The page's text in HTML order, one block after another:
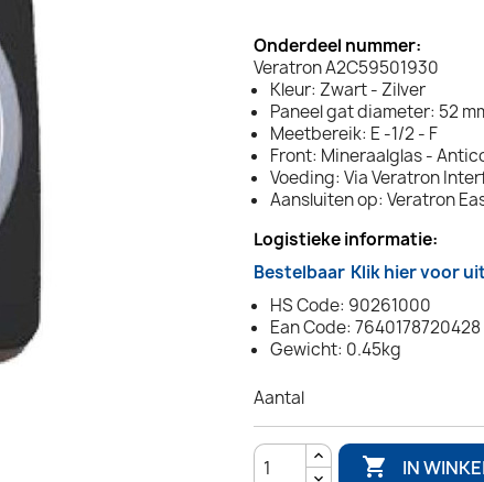
Onderdeel nummer:
Veratron A2C59501930
Kleur: Zwart - Zilver
Paneel gat diameter: 52
Meetbereik: E -1/2 - F
Front: Mineraalglas -
Voeding: Via Veratron
Aansluiten op: Veratron
Logistieke informatie:
Bestelbaar Klik hier voor
HS Code: 90261000
Ean Code: 7640178720428
Gewicht: 0.45kg
Aantal
 IN